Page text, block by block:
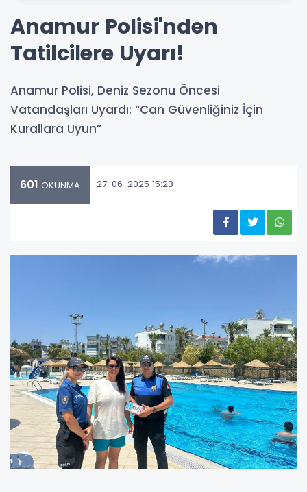
Anamur Polisi'nden
Tatilcilere Uyarı!
Anamur Polisi, Deniz Sezonu Öncesi
Vatandaşları Uyardı: “Can Güvenliğiniz İçin
Kurallara Uyun”
601 OKUNMA 27-06-2025 15:23